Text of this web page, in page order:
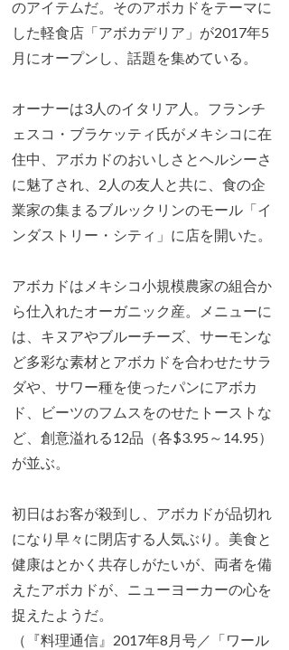
のアイテムだ。そのアボカドをテーマに
した軽食店「アボカデリア」が2017年5
月にオープンし、話題を集めている。
オーナーは3人のイタリア人。フランチ
ェスコ・ブラケッティ氏がメキシコに在
住中、アボカドのおいしさとヘルシーさ
に魅了され、2人の友人と共に、食の企
業家の集まるブルックリンのモール「イ
ンダストリー・シティ」に店を開いた。
アボカドはメキシコ小規模農家の組合か
ら仕入れたオーガニック産。メニューに
は、キヌアやブルーチーズ、サーモンな
ど多彩な素材とアボカドを合わせたサラ
ダや、サワー種を使ったパンにアボカ
ド、ビーツのフムスをのせたトーストな
ど、創意溢れる12品（各$3.95～14.95）
が並ぶ。
初日はお客が殺到し、アボカドが品切れ
になり早々に閉店する人気ぶり。美食と
健康はとかく共存しがたいが、両者を備
えたアボカドが、ニューヨーカーの心を
捉えたようだ。
（『料理通信』2017年8月号／「ワール